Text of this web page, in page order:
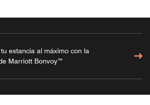
estancia al máximo con la
Marriott Bonvoy™